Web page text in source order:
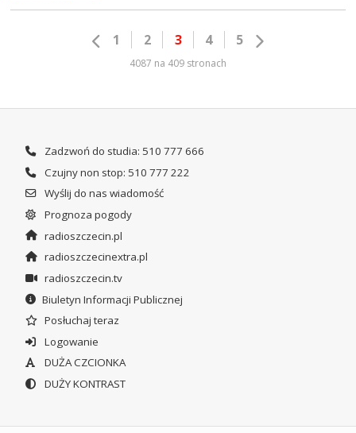
1 2 3 4 5
4087 na 409 stronach
Zadzwoń do studia: 510 777 666
Czujny non stop: 510 777 222
Wyślij do nas wiadomość
Prognoza pogody
radioszczecin.pl
radioszczecinextra.pl
radioszczecin.tv
Biuletyn Informacji Publicznej
Posłuchaj teraz
Logowanie
DUŻA CZCIONKA
DUŻY KONTRAST